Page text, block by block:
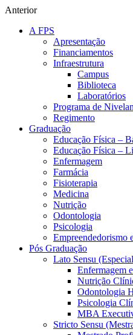
Anterior
A FPS
Apresentação
Financiamentos
Infraestrutura
Campus
Biblioteca
Laboratórios
Programa de
Regimento
Graduação
Educação Física –
Educação Física –
Enfermagem
Farmácia
Fisioterapia
Medicina
Nutrição
Odontologia
Psicologia
Empreendedorismo
Pós Graduação
Lato Sensu
Enfermagem
Nutrição
Odontologia
Psicologia
MBA
Stricto Sensu